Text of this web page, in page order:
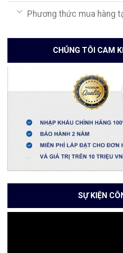
Phương thức mua hàng
CHÚNG TÔI CAM
SỰ KIỆN